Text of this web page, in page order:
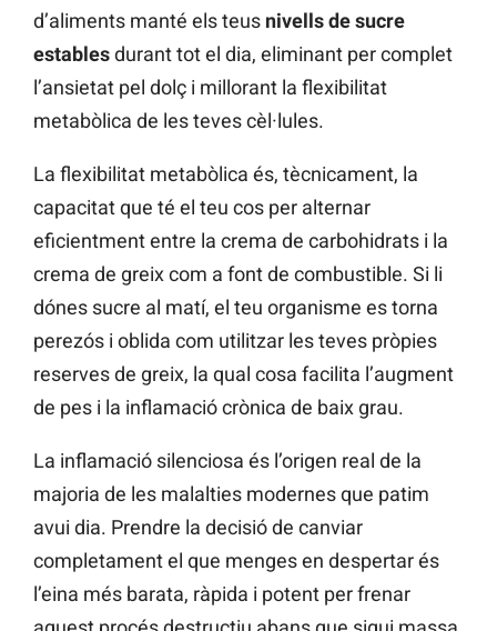
d’aliments manté els teus nivells de sucre
establesdurant tot el dia, eliminant per complet
l’ansietat pel dolç i millorant la flexibilitat
metabòlica de les teves cèl·lules.
La flexibilitat metabòlica és, tècnicament, la
capacitat que té el teu cos per alternar
eficientment entre la crema de carbohidrats i la
crema de greix com a font de combustible. Si li
dónes sucre al matí, el teu organisme es torna
perezós i oblida com utilitzar les teves pròpies
reserves de greix, la qual cosa facilita l’augment
de pes i la inflamació crònica de baix grau.
La inflamació silenciosa és l’origen real de la
majoria de les malalties modernes que patim
avui dia. Prendre la decisió de canviar
completament el que menges en despertar és
l’eina més barata, ràpida i potent per frenar